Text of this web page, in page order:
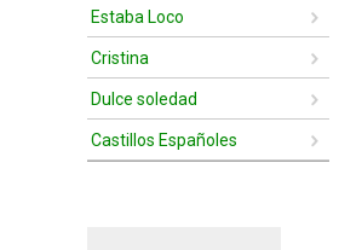
Estaba Loco
Cristina
Dulce soledad
Castillos Españoles